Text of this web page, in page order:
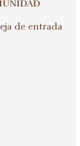
de entrada